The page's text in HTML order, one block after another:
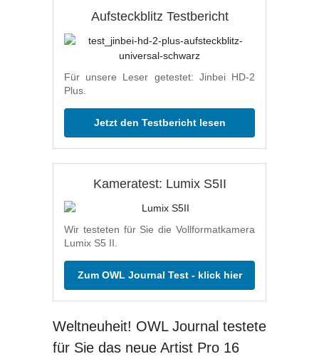
Aufsteckblitz Testbericht
Für unsere Leser getestet: Jinbei HD-2
Plus.
Jetzt den Testbericht lesen
Kameratest: Lumix S5II
Wir testeten für Sie die Vollformatkamera
Lumix S5 II.
Zum OWL Journal Test - klick hier
Weltneuheit! OWL Journal testete
für Sie das neue Artist Pro 16